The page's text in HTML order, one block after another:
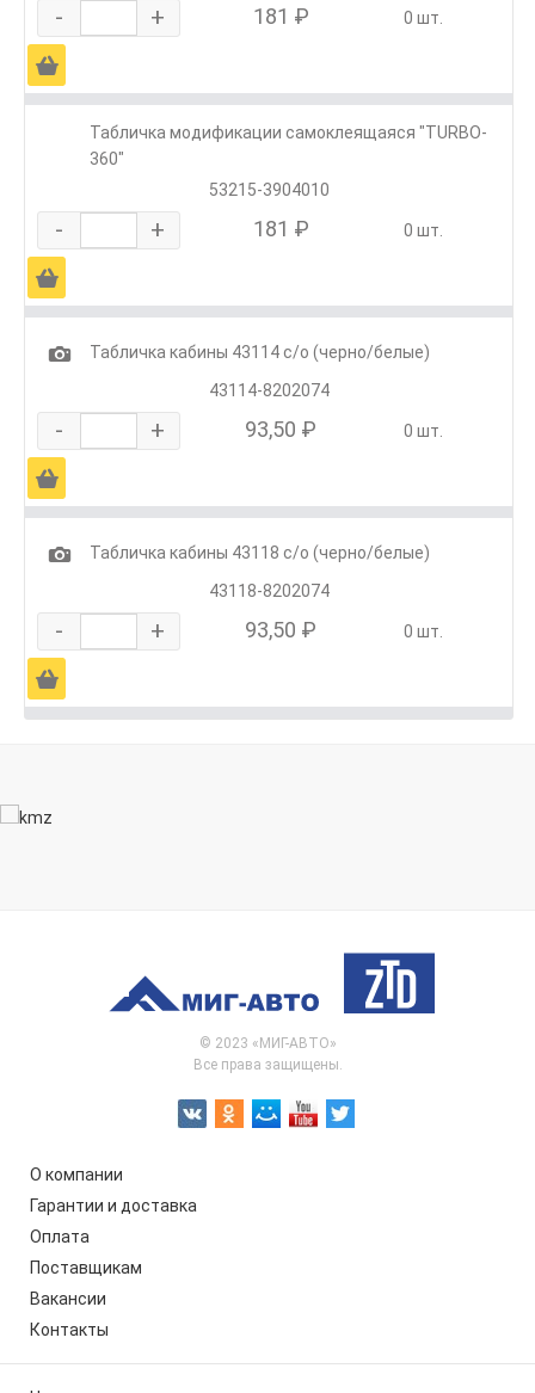
- + 181 ₽ 0 шт.
Ä
Табличка модификации самоклеящаяся "TURBO-
360"
53215-3904010
- + 181 ₽ 0 шт.
Ä
1
Табличка кабины 43114 с/о (черно/белые)
43114-8202074
- + 93,50 ₽ 0 шт.
Ä
1
Табличка кабины 43118 с/о (черно/белые)
43118-8202074
- + 93,50 ₽ 0 шт.
Ä
© 2023 «МИГ-АВТО»
Все права защищены.
О компании
Гарантии и доставка
Оплата
Поставщикам
Вакансии
Контакты